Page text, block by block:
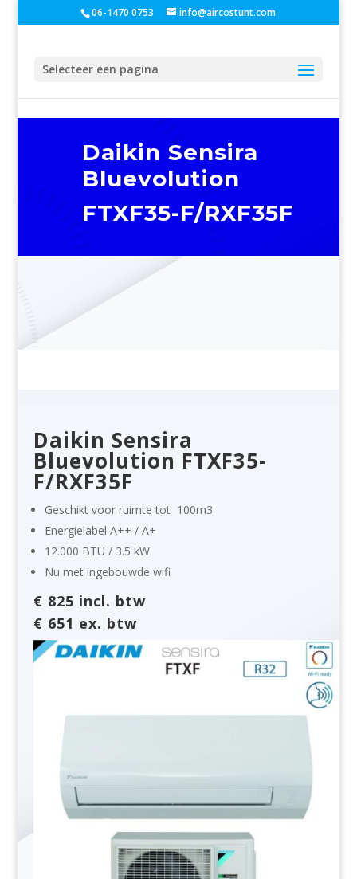
06-1470 0753 info@aircostunt.com
Selecteer een pagina
Daikin Sensira
Bluevolution
FTXF35-F/RXF35F
Daikin Sensira
Bluevolution FTXF35-
F/RXF35F
Geschikt voor ruimte tot 100m3
EnergielabelA++ / A+
12.000 BTU / 3.5 kW
Nu met ingebouwde wifi
€ 825 incl. btw
€ 651 ex. btw